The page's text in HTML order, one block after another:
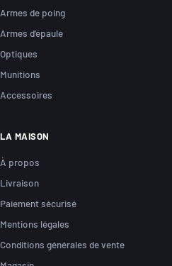
Armes de poing
Armes d'épaule
Optiques
Munitions
Accessoires
LA MAISON
À propos
Livraison
Paiement sécurisé
Mentions légales
Conditions générales de vente